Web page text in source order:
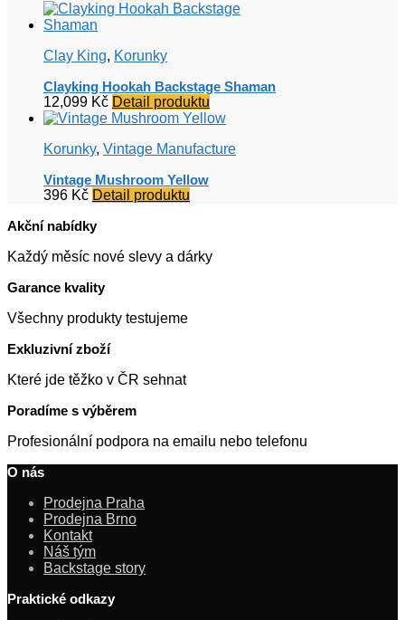
Clay King, Korunky
Clayking Hookah Backstage Shaman
12,099 Kč Detail produktu
Korunky, Vintage Manufacture
Vintage Mushroom Yellow
396 Kč Detail produktu
Akční nabídky
Každý měsíc nové slevy a dárky
Garance kvality
Všechny produkty testujeme
Exkluzivní zboží
Které jde těžko v ČR sehnat
Poradíme s výběrem
Profesionální podpora na emailu nebo telefonu
O nás
Prodejna Praha
Prodejna Brno
Kontakt
Náš tým
Backstage story
Praktické odkazy